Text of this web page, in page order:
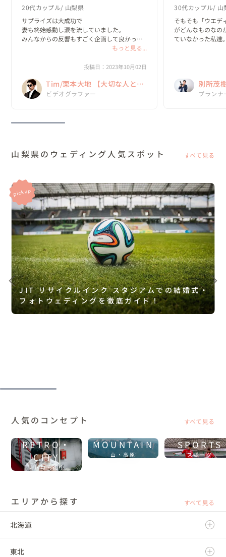
20代カップル 山梨県
サプライズは大成功で
妻も終始感動し涙を流していました。
みんなからの反響もすごく企画して良かった
2日間の撮影、編集してくださったお陰だと本
私の多くの要望を聞いて下さ...
もっと見る...
投稿日：2023年10月02日
Tim/栗本大地 【大切な人との
時間を未来の私たちに贈る】
ビデオグラファー
30代カップル 山
そもそも「ウエデ
がどんなものなの
ていなかった私達
・素敵なセットの
・憧れのリゾート
別所茂
ムグ】
プランナ
山梨県のウェディング人気スポット すべて見る
JIT リサイクルインク スタジアムでの結婚式・
フォトウェディングを徹底ガイド！
人気のコンセプト すべて見る
RETRO・
CITY
レトロ・街中
MOUNTAIN
山・高原
SPORTS
スポーツ
エリアから探す すべて見る
北海道
北海道
東北